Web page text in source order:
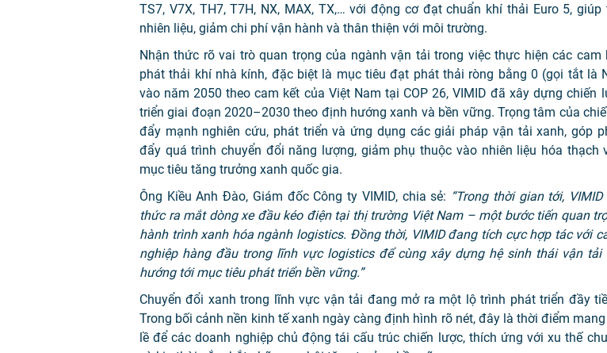
TS7, V7X, TH7, T7H, NX, MAX, TX,… với động cơ đạt chuẩn khí thải Euro 5, giúp
nhiên liệu, giảm chi phí vận hành và thân thiện với môi trường.
Nhận thức rõ vai trò quan trọng của ngành vận tải trong việc thực hiện các cam
phát thải khí nhà kính, đặc biệt là mục tiêu đạt phát thải ròng bằng 0 (gọi tắt là
vào năm 2050 theo cam kết của Việt Nam tại COP 26, VIMID đã xây dựng chiến
triển giai đoạn 2020–2030 theo định hướng xanh và bền vững. Trọng tâm của
đẩy mạnh nghiên cứu, phát triển và ứng dụng các giải pháp vận tải xanh, góp
đẩy quá trình chuyển đổi năng lượng, giảm phụ thuộc vào nhiên liệu hóa thạch
mục tiêu tăng trưởng xanh quốc gia.
Ông Kiều Anh Đào, Giám đốc Công ty VIMID, chia sẻ: “Trong thời gian tới,
thức ra mắt dòng xe đầu kéo điện tại thị trường Việt Nam – một bước tiến quan
hành trình xanh hóa ngành logistics. Đồng thời, VIMID đang tích cực hợp tác với
nghiệp hàng đầu trong lĩnh vực logistics để cùng xây dựng hệ sinh thái vận tải
hướng tới mục tiêu phát triển bền vững.”
Chuyển đổi xanh trong lĩnh vực vận tải đang mở ra một lộ trình phát triển đầy
Trong bối cảnh nền kinh tế xanh ngày càng định hình rõ nét, đây là thời điểm
lề để các doanh nghiệp chủ động tái cấu trúc chiến lược, thích ứng với xu thế